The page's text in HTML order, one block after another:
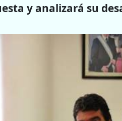
y analizará su